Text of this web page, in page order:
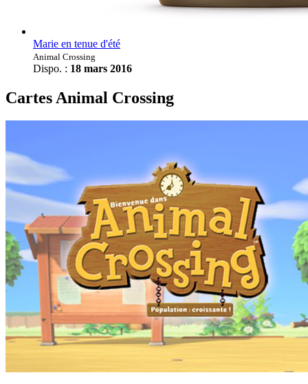
Marie en tenue d'été
Animal Crossing
Dispo. : 18 mars 2016
Cartes Animal Crossing